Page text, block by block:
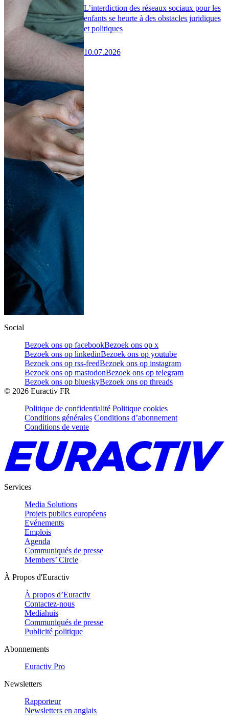
L’interdiction des réseaux sociaux pour les
enfants se heurte à des obstacles juridiques
et politiques
10.07.2026
Social
Bezoek ons op facebookBezoek ons op x
Bezoek ons op linkedinBezoek ons op youtube
Bezoek ons op rss-feedBezoek ons op instagram
Bezoek ons op mastodonBezoek ons op telegram
Bezoek ons op blueskyBezoek ons op threads
© 2026 Euractiv FR
Politique de confidentialité Politique cookies
Conditions générales Conditions d’abonnement
Conditions de vente
Services
Media Solutions
Projets publics européens
Evénements
Emplois
Agenda
Communiqués de presse
Members’ Circle
À Propos d'Euractiv
À propos d’Euractiv
Contactez-nous
Mediahuis
Communiqués de presse
Publicité politique
Abonnements
Euractiv Pro
Newsletters
Rapporteur
Newsletters en anglais